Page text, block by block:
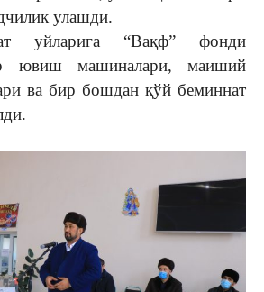
улашди.
уйларига “Вақф” фонди
ювиш машиналари, маиший
ва бир бошдан қўй беминнат